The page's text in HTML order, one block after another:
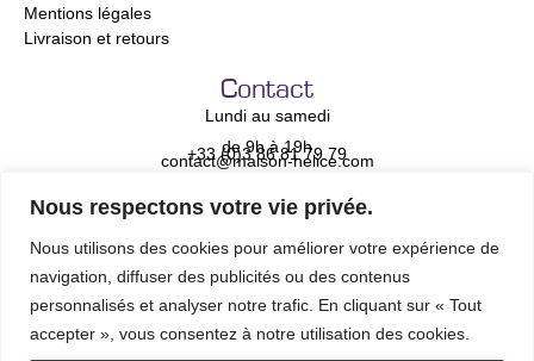
Nous respectons votre vie privée.
Nous utilisons des cookies pour améliorer votre expérience de
navigation, diffuser des publicités ou des contenus
personnalisés et analyser notre trafic. En cliquant sur « Tout
accepter », vous consentez à notre utilisation des cookies.
Mentions légales
Livraison et retours
Contact
Lundi au samedi
de 9h à 19h
+33 (0)3 86 81 79 79
contact@maison-helice.com
Newsletter